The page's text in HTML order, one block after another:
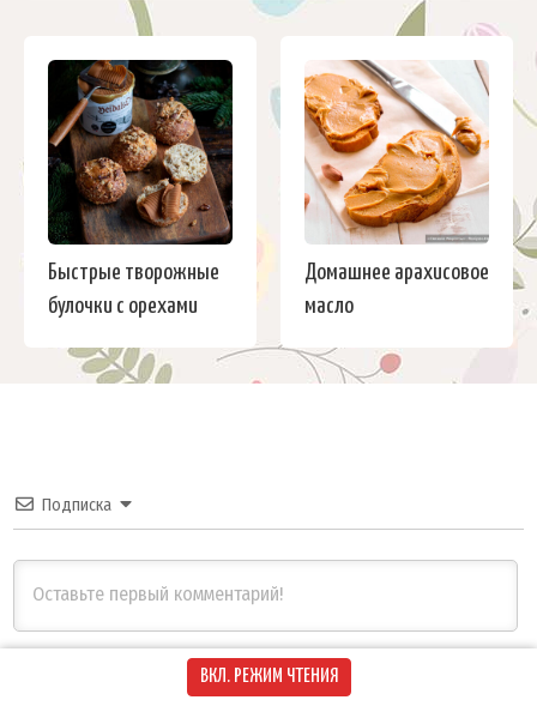
ВКЛ. РЕЖИМ ЧТЕНИЯ
Быстрые творожные
булочки с орехами
Домашнее арахисовое
масло
Подписка